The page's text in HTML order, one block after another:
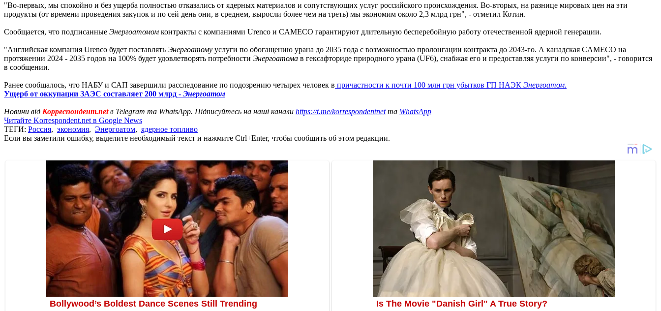
"Во-первых, мы спокойно и без ущерба полностью отказались от ядерных материалов и сопутствующих услуг российского происхождения. Во-вторых, на разнице мировых цен на эти
продукты (от времени проведения закупок и по сей день они, в среднем, выросли более чем на треть) мы экономим около 2,3 млрд грн", - отметил Котин.
Сообщается, что подписанные Энергоатомом контракты с компаниями Urenco и CAMECO гарантируют длительную бесперебойную работу отечественной ядерной генерации.
"Английская компания Urenco будет поставлять Энергоатому услуги по обогащению урана до 2035 года с возможностью пролонгации контракта до 2043-го. А канадская CAMECO на
протяжении 2024 - 2035 годов на 100% будет удовлетворять потребности Энергоатома в гексафториде природного урана (UF6), снабжая его и предоставляя услуги по конверсии", - говорится
в сообщении.
Ранее сообщалось, что НАБУ и САП завершили расследование по подозрению четырех человек в причастности к почти 100 млн грн убытков ГП НАЭК Энергоатом.
Ущерб от оккупации ЗАЭС составляет 200 млрд - Энергоатом
Новини від Корреспондент.netв Telegram та WhatsApp. Підписуйтесь на наші канали https://t.me/korrespondentnetта WhatsApp
Читайте Korrespondent.net в Google News
ТЕГИ: Россия, экономия, Энергоатом, ядерное топливо
Если вы заметили ошибку, выделите необходимый текст и нажмите Ctrl+Enter, чтобы сообщить об этом редакции.